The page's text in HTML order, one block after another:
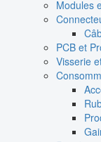
Modules
PCB et
Visserie